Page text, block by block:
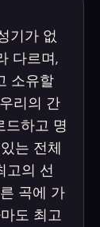
기가 없
다르며,
소유할
리의 간
드하고 명
는 전체
고의 선
곡에 가
도 최고